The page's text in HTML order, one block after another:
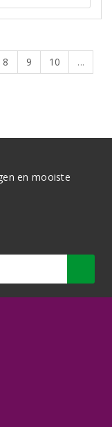
8 9 10
...
en mooiste